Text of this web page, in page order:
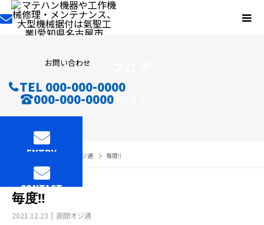
お問い合わせ
TEL 000-000-0000
000-000-0000
ENTRY
CONTACT
週間オジ通 毎度‼︎
毎度‼︎
2021.12.23 週間オジ通